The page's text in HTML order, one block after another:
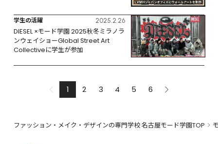
学生の活躍 2025.2.26
DIESEL ×モード学園 2025秋冬ミラノラ
ンウェイショーGlobal Street Art
Collectiveに学生が参加
1 2 3 4 5 6
ファッション・メイク・デザインの専門学校 名古屋モード学園TOP